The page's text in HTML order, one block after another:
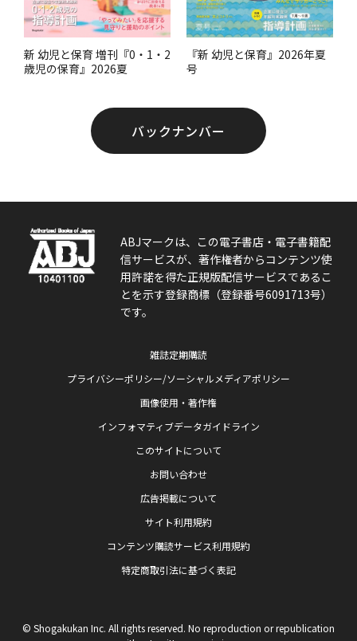
新 幼児と保育 増刊『0・1・2
歳児の保育』2026夏
『新 幼児と保育』2026年夏
号
バックナンバー
ABJマークは、この電子書店・電子書籍配
信サービスが、著作権者からコンテンツ使
用許諾を得た正規版配信サービスであるこ
とを示す登録商標（登録番号6091713号）
です。
雑誌定期購読
プライバシーポリシー/ソーシャルメディアポリシー
画像使用・著作権
インフォマティブデータガイドライン
このサイトについて
お問い合わせ
広告掲載について
サイト利用規約
コンテンツ購読サービス利用規約
特定商取引法に基づく表記
© Shogakukan Inc. All rights reserved. No reproduction or republication